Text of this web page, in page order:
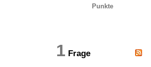
Punkte
1 Frage